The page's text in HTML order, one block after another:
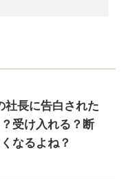
長に告白された
受け入れる？断
なるよね？